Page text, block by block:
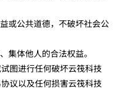
或公共道德，不破坏社会公
集体他人的合法权益。
图进行任何破坏云筏科技
议以及任何损害云筏科技